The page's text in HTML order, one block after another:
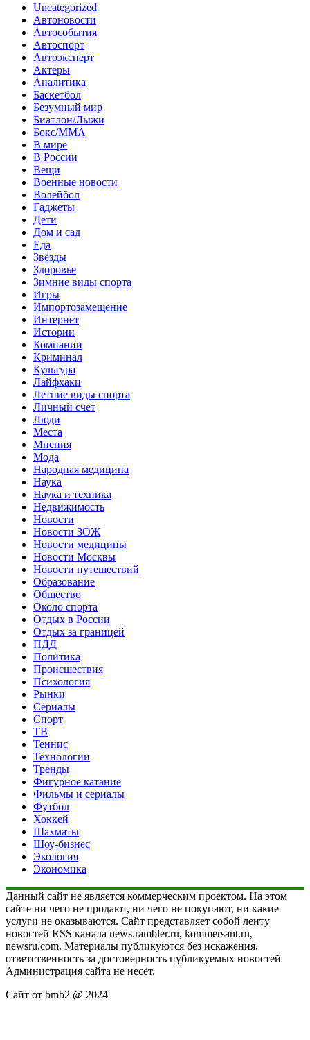
Uncategorized
Автоновости
Автособытия
Автоспорт
Автоэксперт
Актеры
Аналитика
Баскетбол
Безумный мир
Биатлон/Лыжи
Бокс/MMA
В мире
В России
Вещи
Военные новости
Волейбол
Гаджеты
Дети
Дом и сад
Еда
Звёзды
Здоровье
Зимние виды спорта
Игры
Импортозамещение
Интернет
Истории
Компании
Криминал
Культура
Лайфхаки
Летние виды спорта
Личный счет
Люди
Места
Мнения
Мода
Народная медицина
Наука
Наука и техника
Недвижимость
Новости
Новости ЗОЖ
Новости медицины
Новости Москвы
Новости путешествий
Образование
Общество
Около спорта
Отдых в России
Отдых за границей
ПДД
Политика
Происшествия
Психология
Рынки
Сериалы
Спорт
ТВ
Теннис
Технологии
Тренды
Фигурное катание
Фильмы и сериалы
Футбол
Хоккей
Шахматы
Шоу-бизнес
Экология
Экономика
Данный сайт не является коммерческим проектом. На этом
сайте ни чего не продают, ни чего не покупают, ни какие
услуги не оказываются. Сайт представляет собой ленту
новостей RSS канала news.rambler.ru, kommersant.ru,
newsru.com. Материалы публикуются без искажения,
ответственность за достоверность публикуемых новостей
Администрация сайта не несёт.
Сайт от bmb2 @ 2024